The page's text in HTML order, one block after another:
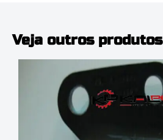
Veja outros produtos